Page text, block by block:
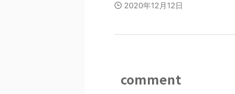
2020年12月12日
comment